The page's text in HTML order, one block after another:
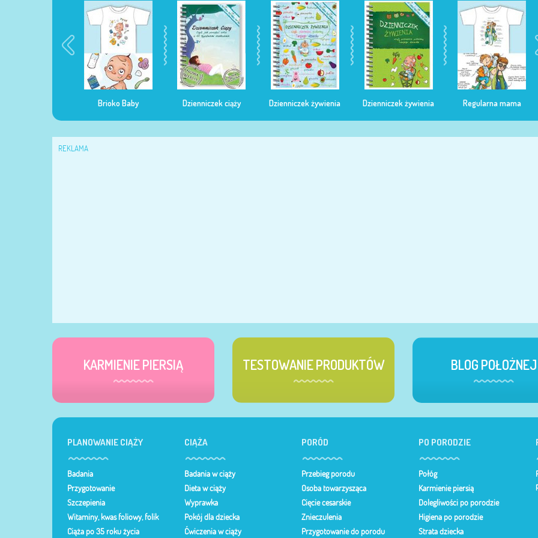
Brioko Baby Dzienniczek ciąży Dzienniczek żywienia Dzienniczek żywienia Regularna mama
REKLAMA
KARMIENIE PIERSIĄ TESTOWANIE PRODUKTÓW BLOG POŁOŻNEJ
PLANOWANIE CIĄŻY
Badania
Przygotowanie
Szczepienia
Witaminy, kwas foliowy, folik
Ciąża po 35 roku życia
CIĄŻA
Badania w ciąży
Dieta w ciąży
Wyprawka
Pokój dla dziecka
Ćwiczenia w ciąży
PORÓD
Przebieg porodu
Osoba towarzysząca
Cięcie cesarskie
Znieczulenia
Przygotowanie do porodu
PO PORODZIE
Połóg
Karmienie piersią
Dolegliwości po porodzie
Higiena po porodzie
Strata dziecka